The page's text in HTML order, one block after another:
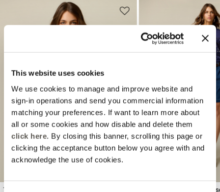
This website uses cookies
We use cookies to manage and improve website and
sign-in operations and send you commercial information
matching your preferences. If want to learn more about
all or some cookies and how disable and delete them
click here. By closing this banner, scrolling this page or
clicking the acceptance button below you agree with and
acknowledge the use of cookies.
T-shirt in cotone con cristalli Shorts in denim misto
Previous Next